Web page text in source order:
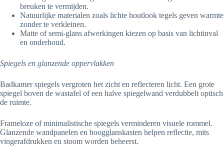
breuken te vermijden.
Natuurlijke materialen zoals lichte houtlook tegels geven warmte
zonder te verkleinen.
Matte of semi-glans afwerkingen kiezen op basis van lichtinval
en onderhoud.
Spiegels en glanzende oppervlakken
Badkamer spiegels vergroten het zicht en reflecteren licht. Een grote
spiegel boven de wastafel of een halve spiegelwand verdubbelt optisch
de ruimte.
Frameloze of minimalistische spiegels verminderen visuele rommel.
Glanzende wandpanelen en hoogglanskasten helpen reflectie, mits
vingerafdrukken en stoom worden beheerst.